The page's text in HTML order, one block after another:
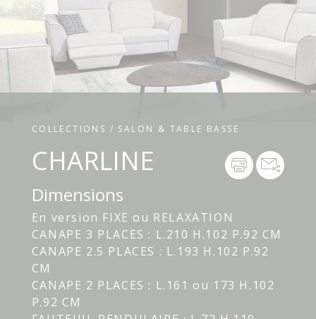
COLLECTIONS / SALON & TABLE BASSE
CHARLINE
Dimensions
En version FIXE ou RELAXATION
CANAPE 3 PLACES : L.210 H.102 P.92 CM
CANAPE 2.5 PLACES : L.193 H.102 P.92
CM
CANAPE 2 PLACES : L.161 ou 173 H.102
P.92 CM